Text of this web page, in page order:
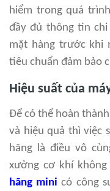
hiểm trong quá
đầy đủ thông tin
mặt hàng trước khi
tiêu chuẩn đảm bảo
Hiệu suất của
Để có thể hoàn
và hiệu quả thì việc
hãng là điều vô
xưởng cơ khí
hãng mini có công